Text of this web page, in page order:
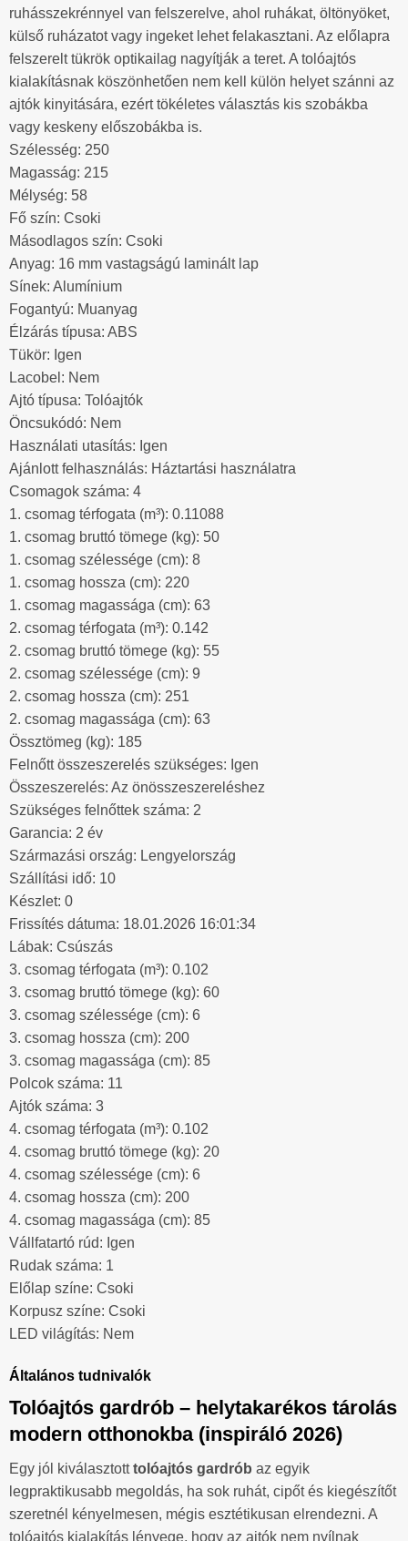
ruhásszekrénnyel van felszerelve, ahol ruhákat, öltönyöket,
külső ruházatot vagy ingeket lehet felakasztani. Az előlapra
felszerelt tükrök optikailag nagyítják a teret. A tolóajtós
kialakításnak köszönhetően nem kell külön helyet szánni az
ajtók kinyitására, ezért tökéletes választás kis szobákba
vagy keskeny előszobákba is.
Szélesség: 250
Magasság: 215
Mélység: 58
Fő szín: Csoki
Másodlagos szín: Csoki
Anyag: 16 mm vastagságú laminált lap
Sínek: Alumínium
Fogantyú: Muanyag
Élzárás típusa: ABS
Tükör: Igen
Lacobel: Nem
Ajtó típusa: Tolóajtók
Öncsukódó: Nem
Használati utasítás: Igen
Ajánlott felhasználás: Háztartási használatra
Csomagok száma: 4
1. csomag térfogata (m³): 0.11088
1. csomag bruttó tömege (kg): 50
1. csomag szélessége (cm): 8
1. csomag hossza (cm): 220
1. csomag magassága (cm): 63
2. csomag térfogata (m³): 0.142
2. csomag bruttó tömege (kg): 55
2. csomag szélessége (cm): 9
2. csomag hossza (cm): 251
2. csomag magassága (cm): 63
Össztömeg (kg): 185
Felnőtt összeszerelés szükséges: Igen
Összeszerelés: Az önösszeszereléshez
Szükséges felnőttek száma: 2
Garancia: 2 év
Származási ország: Lengyelország
Szállítási idő: 10
Készlet: 0
Frissítés dátuma: 18.01.2026 16:01:34
Lábak: Csúszás
3. csomag térfogata (m³): 0.102
3. csomag bruttó tömege (kg): 60
3. csomag szélessége (cm): 6
3. csomag hossza (cm): 200
3. csomag magassága (cm): 85
Polcok száma: 11
Ajtók száma: 3
4. csomag térfogata (m³): 0.102
4. csomag bruttó tömege (kg): 20
4. csomag szélessége (cm): 6
4. csomag hossza (cm): 200
4. csomag magassága (cm): 85
Vállfatartó rúd: Igen
Rudak száma: 1
Előlap színe: Csoki
Korpusz színe: Csoki
LED világítás: Nem
Általános tudnivalók
Tolóajtós gardrób – helytakarékos tárolás
modern otthonokba (inspiráló 2026)
Egy jól kiválasztotttolóajtós gardrób az egyik
legpraktikusabb megoldás, ha sok ruhát, cipőt és kiegészítőt
szeretnél kényelmesen, mégis esztétikusan elrendezni. A
tolóajtós kialakítás lényege, hogy az ajtók nem nyílnak